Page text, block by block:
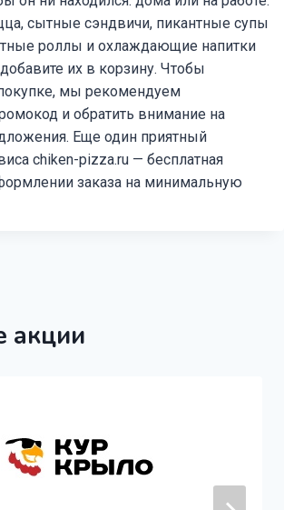
сытные сэндвичи, пикантные супы
роллы и охлаждающие напитки
их в корзину. Чтобы
мы рекомендуем
и обратить внимание на
Еще один приятный
chiken-pizza.ru — бесплатная
заказа на минимальную
акции